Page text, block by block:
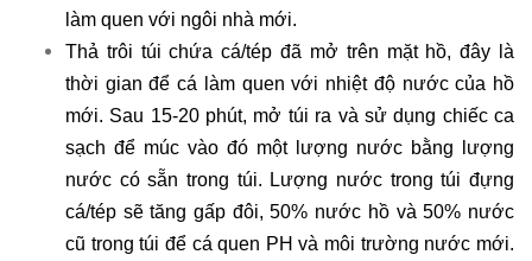
làm quen với ngôi nhà mới.
Thả trôi túi chứa cá/tép đã mở trên mặt hồ, đây là
thời gian để cá làm quen với nhiệt độ nước của hồ
mới. Sau 15-20 phút, mở túi ra và sử dụng chiếc ca
sạch để múc vào đó một lượng nước bằng lượng
nước có sẵn trong túi. Lượng nước trong túi đựng
cá/tép sẽ tăng gấp đôi, 50% nước hồ và 50% nước
cũ trong túi để cá quen PH và môi trường nước mới.